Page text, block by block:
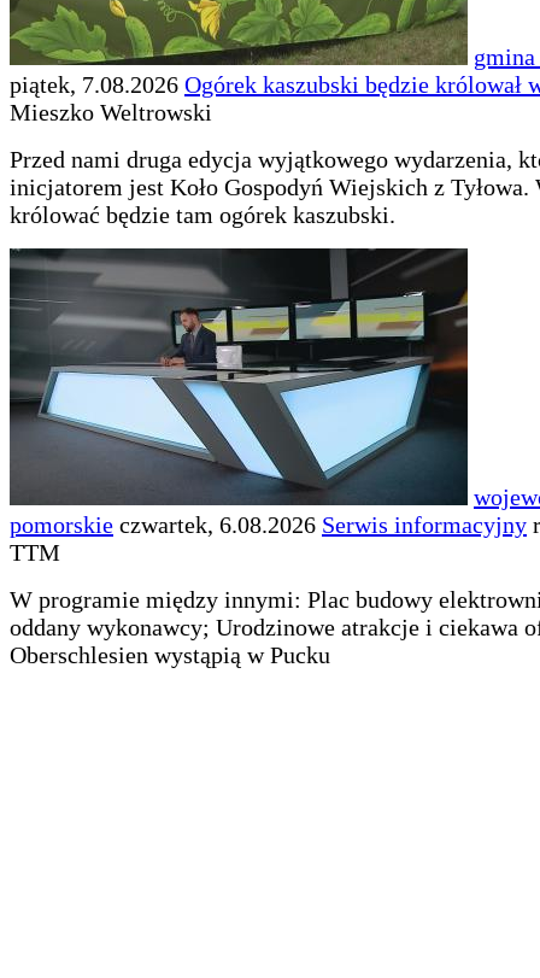
piątek, 7.08.2026 Ogórek kaszubski będzie królował
Mieszko Weltrowski
Przed nami druga edycja wyjątkowego wydarzenia,
inicjatorem jest Koło Gospodyń Wiejskich z Tyłowa.
królować będzie tam ogórek kaszubski.
pomorskie czwartek, 6.08.2026 Serwis informacyjny
TTM
W programie między innymi: Plac budowy
oddany wykonawcy; Urodzinowe atrakcje i ciekawa
Oberschlesien wystąpią w Pucku